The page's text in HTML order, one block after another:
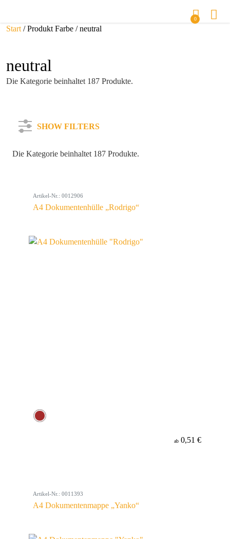
0
Start / Produkt Farbe / neutral
neutral
Die Kategorie beinhaltet 187 Produkte.
SHOW FILTERS
Farbe
Die Kategorie beinhaltet 187 Produkte.
Artikel-Nr.: 0012906
A4 Dokumentenhülle „Rodrigo“
ab 0,51 €
Artikel-Nr.: 0011393
A4 Dokumentenmappe „Yanko“